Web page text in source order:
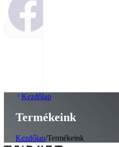
Kezdőlap
Termékeink
Kezdőlap/Termékeink